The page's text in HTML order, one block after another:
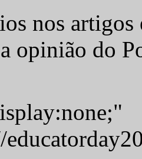
nos artigos
opinião do